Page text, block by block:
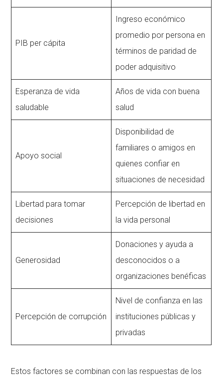
PIB per cápita
Ingreso económico
promedio por persona en
términos de paridad de
poder adquisitivo
Esperanza de vida
saludable
Años de vida con buena
salud
Apoyo social
Disponibilidad de
familiares o amigos en
quienes confiar en
situaciones de necesidad
Libertad para tomar
decisiones
Percepción de libertad en
la vida personal
Generosidad
Donaciones y ayuda a
desconocidos o a
organizaciones benéficas
Percepción de corrupción
Nivel de confianza en las
instituciones públicas y
privadas
Estos factores se combinan con las respuestas de los